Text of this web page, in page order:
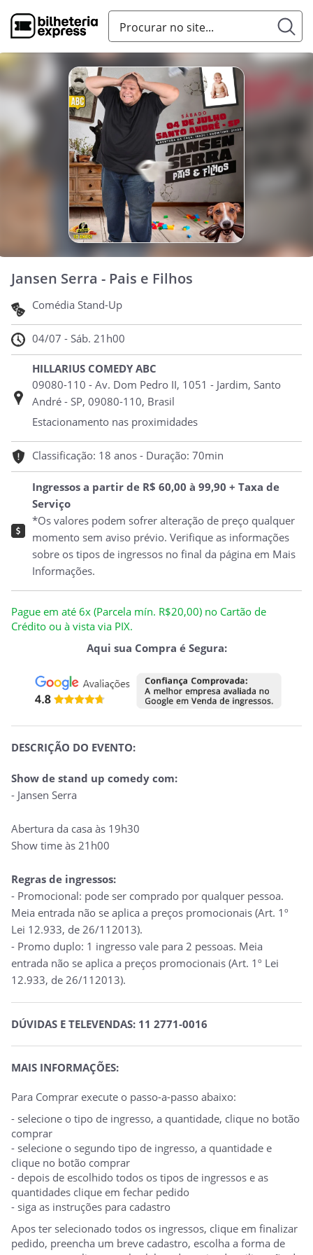
Jansen Serra - Pais e Filhos
Comédia Stand-Up
04/07 - Sáb. 21h00
HILLARIUS COMEDY ABC
09080-110 - Av. Dom Pedro II, 1051 - Jardim, Santo
André - SP, 09080-110, Brasil
Estacionamento nas proximidades
Classificação: 18 anos - Duração: 70min
Ingressos a partir de R$ 60,00 à 99,90 + Taxa de
Serviço
*Os valores podem sofrer alteração de preço qualquer
momento sem aviso prévio. Verifique as informações
sobre os tipos de ingressos no final da página em Mais
Informações.
Pague em até 6x (Parcela mín. R$20,00) no Cartão de
Crédito ou à vista via PIX.
Aqui sua Compra é Segura:
DESCRIÇÃO DO EVENTO:
Show de stand up comedy com:
- Jansen Serra
Abertura da casa às 19h30
Show time às 21h00
Regras de ingressos:
- Promocional: pode ser comprado por qualquer pessoa.
Meia entrada não se aplica a preços promocionais (Art. 1º
Lei 12.933, de 26/112013).
- Promo duplo: 1 ingresso vale para 2 pessoas. Meia
entrada não se aplica a preços promocionais (Art. 1º Lei
12.933, de 26/112013).
DÚVIDAS E TELEVENDAS: 11 2771-0016
MAIS INFORMAÇÕES:
Para Comprar execute o passo-a-passo abaixo:
- selecione o tipo de ingresso, a quantidade, clique no botão
comprar
- selecione o segundo tipo de ingresso, a quantidade e
clique no botão comprar
- depois de escolhido todos os tipos de ingressos e as
quantidades clique em fechar pedido
- siga as instruções para cadastro
Apos ter selecionado todos os ingressos, clique em finalizar
pedido, preencha um breve cadastro, escolha a forma de